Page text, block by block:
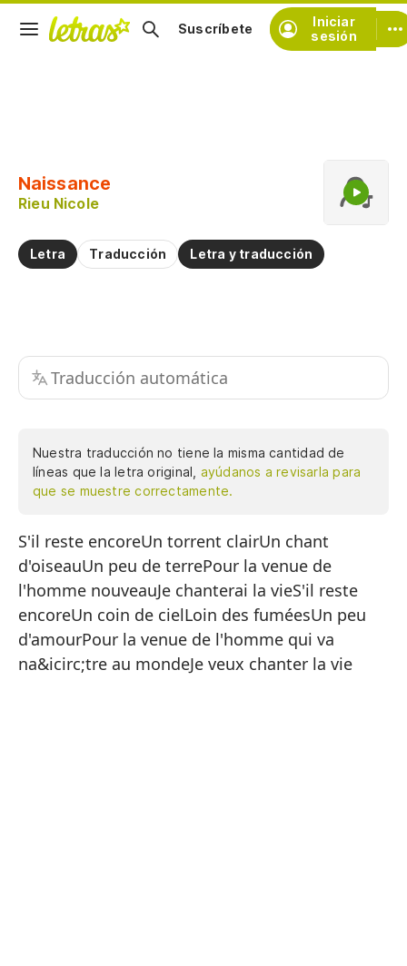
Iniciar
sesión
Suscríbete
Naissance
Rieu Nicole
Letra Traducción Letra y traducción
Traducción automática
Nuestra traducción no tiene la misma cantidad de
líneas que la letra original, ayúdanos a revisarla para
que se muestre correctamente.
S'il reste encoreUn torrent clairUn chant
d'oiseauUn peu de terrePour la venue de
l'homme nouveauJe chanterai la vieS'il reste
encoreUn coin de cielLoin des fuméesUn peu
d'amourPour la venue de l'homme qui va
na&icirc;tre au mondeJe veux chanter la vie
Practicar la pronunciación de